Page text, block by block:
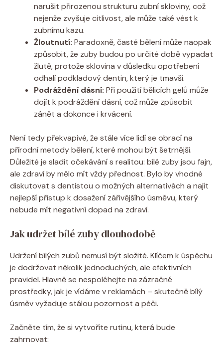
narušit přirozenou strukturu zubní skloviny, což
nejenže zvyšuje citlivost, ale může také vést k
zubnímu kazu.
Žloutnutí: Paradoxně, časté bělení může naopak
způsobit, že zuby budou po určité době vypadat
žlutě, protože sklovina v důsledku opotřebení
odhalí podkladový dentin, který je tmavší.
Podráždění dásní: Při použití bělicích gelů může
dojít k podráždění dásní, což může způsobit
zánět a dokonce i krvácení.
Není tedy překvapivé, že stále více lidí se obrací na
přírodní metody bělení, které mohou být šetrnější.
Důležité je sladit očekávání s realitou: bílé zuby jsou fajn,
ale zdraví by mělo mít vždy přednost. Bylo by vhodné
diskutovat s dentistou o možných alternativách a najít
nejlepší přístup k dosažení zářivějšího úsměvu, který
nebude mít negativní dopad na zdraví.
Jak udržet bílé zuby dlouhodobě
Udržení bílých zubů nemusí být složité. Klíčem k úspěchu
je dodržovat několik jednoduchých, ale efektivních
pravidel. Hlavně se nespoléhejte na zázračné
prostředky, jak je vídáme v reklamách – skutečně bílý
úsměv vyžaduje stálou pozornost a péči.
Začněte tím, že si vytvoříte rutinu, která bude
zahrnovat: